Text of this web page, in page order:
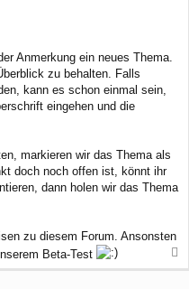
Anmerkung ein neues Thema.
zu behalten. Falls
kann es schon einmal sein,
eingehen und die
markieren wir das Thema als
doch noch offen ist, könnt ihr
dann holen wir das Thema
zu diesem Forum. Ansonsten
Beta-Test
a